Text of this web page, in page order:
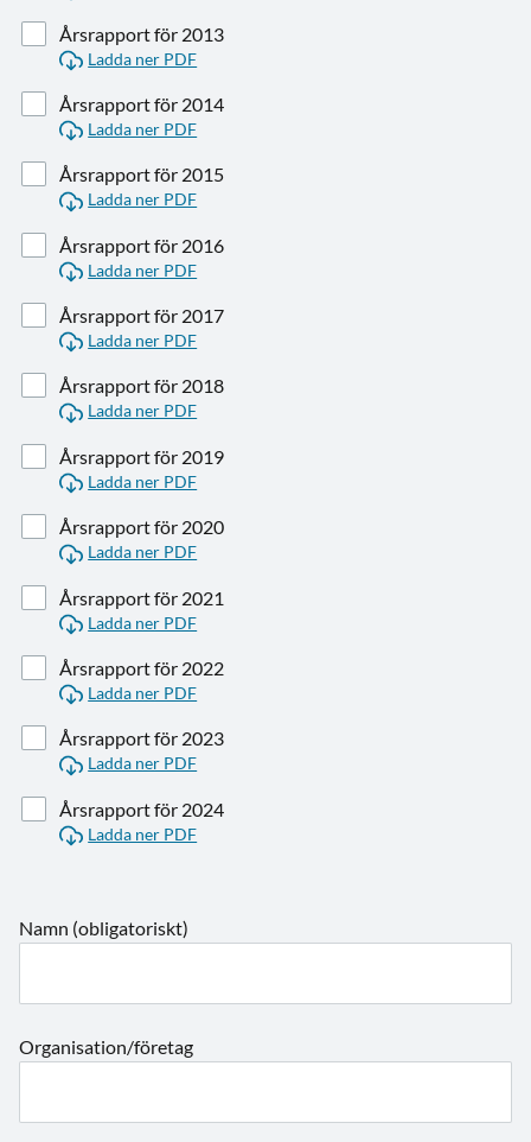
Årsrapport för 2013
Ladda ner PDF
Årsrapport för 2014
Ladda ner PDF
Årsrapport för 2015
Ladda ner PDF
Årsrapport för 2016
Ladda ner PDF
Årsrapport för 2017
Ladda ner PDF
Årsrapport för 2018
Ladda ner PDF
Årsrapport för 2019
Ladda ner PDF
Årsrapport för 2020
Ladda ner PDF
Årsrapport för 2021
Ladda ner PDF
Årsrapport för 2022
Ladda ner PDF
Årsrapport för 2023
Ladda ner PDF
Årsrapport för 2024
Ladda ner PDF
Namn (obligatoriskt)
Organisation/företag